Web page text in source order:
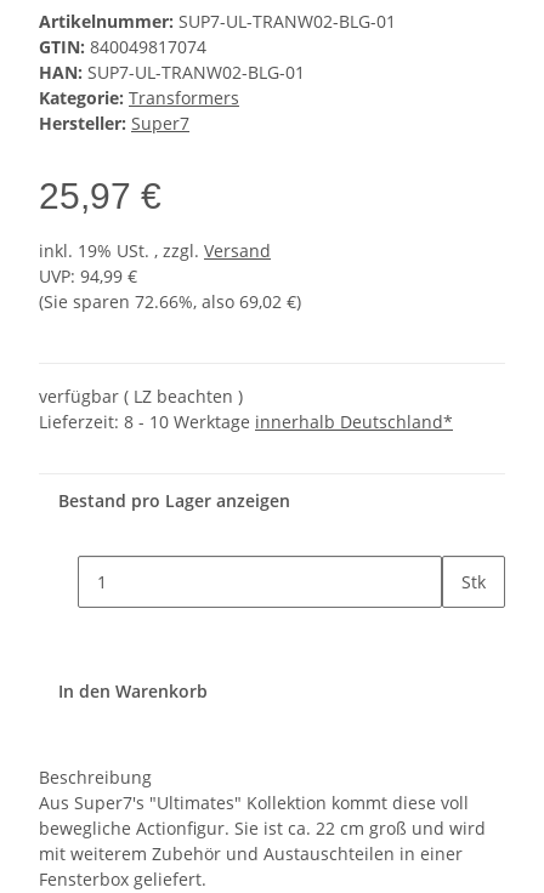
Artikelnummer: SUP7-UL-TRANW02-BLG-01
GTIN: 840049817074
HAN: SUP7-UL-TRANW02-BLG-01
Kategorie: Transformers
Hersteller: Super7
25,97 €
inkl. 19% USt. , zzgl. Versand
UVP: 94,99 €
(Sie sparen 72.66%, also 69,02 €)
verfügbar ( LZ beachten )
Lieferzeit: 8 - 10 Werktage innerhalb Deutschland*
Bestand pro Lager anzeigen
Stk
In den Warenkorb
Beschreibung
Aus Super7's "Ultimates" Kollektion kommt diese voll
bewegliche Actionfigur. Sie ist ca. 22 cm groß und wird
mit weiterem Zubehör und Austauschteilen in einer
Fensterbox geliefert.